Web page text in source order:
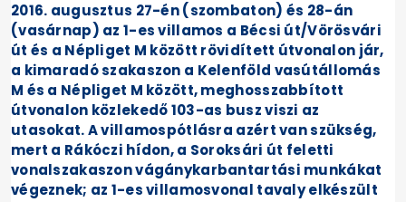
2016. augusztus 27-én (szombaton) és 28-án
(vasárnap) az 1-es villamos a Bécsi út/Vörösvári
út és a Népliget M között rövidített útvonalon jár,
a kimaradó szakaszon a Kelenföld vasútállomás
M és a Népliget M között, meghosszabbított
útvonalon közlekedő 103-as busz viszi az
utasokat. A villamospótlásra azért van szükség,
mert a Rákóczi hídon, a Soroksári út feletti
vonalszakaszon vágánykarbantartási munkákat
végeznek; az 1-es villamosvonal tavaly elkészült